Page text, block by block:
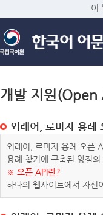
이
개발 지원(Open
외래어, 로마자 용례
외래어, 로마자 용례 오픈
용례 찾기에 구축된 양질
※ 오픈 API란?
하나의 웹사이트에서 자신